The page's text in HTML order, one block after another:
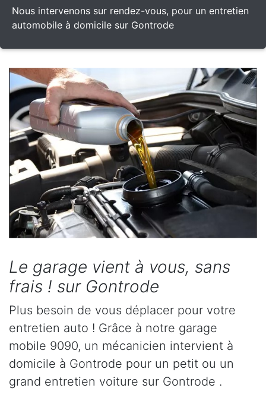
Nous intervenons sur rendez-vous, pour un entretien
automobile à domicile sur Gontrode
Le garage vient à vous, sans
frais ! sur Gontrode
Plus besoin de vous déplacer pour votre
entretien auto ! Grâce à notre garage
mobile 9090, un mécanicien intervient à
domicile à Gontrode pour un petit ou un
grand entretien voiture sur Gontrode .